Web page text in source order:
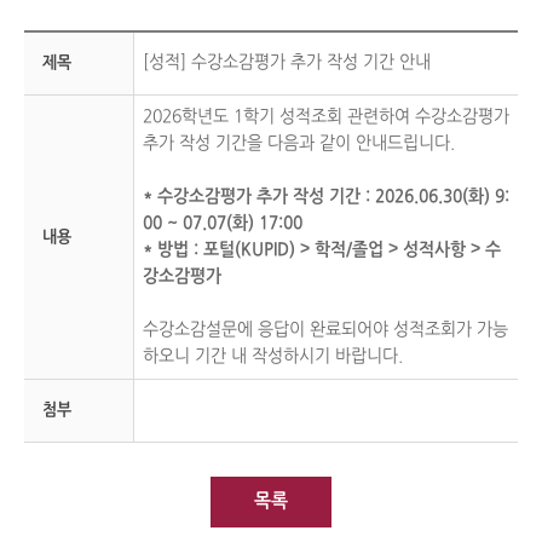
제목 성적 ] 수강소감평가 추가 작성 기간 안내
내용
2026학년도 1학기 성적조회 관련하여 수강소감평가
추가 작성 기간을 다음과 같이 안내드립니다.
* 수강소감평가 추가 작성 기간 : 2026.06.30(화) 9:
00 ~ 07.07(화) 17:00
* 방법 : 포털(KUPID) > 학적/졸업 > 성적사항 > 수
강소감평가
수강소감설문에 응답이 완료되어야 성적조회가 가능
하오니 기간 내 작성하시기 바랍니다.
첨부
목록